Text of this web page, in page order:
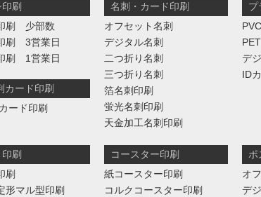
刷
刷 少部数
刷 3営業日
刷 1営業日
カード印刷
ード印刷
名刺・カード印刷
オフセット名刺
デジタル名刺
二つ折り名刺
三つ折り名刺
箔名刺印刷
蛍光名刺印刷
天金加工名刺印刷
プ
デ
ID
刷
刷
形マル型印刷
コースター印刷
紙コースター印刷
コルクコースター印刷
ポ
オ
デ